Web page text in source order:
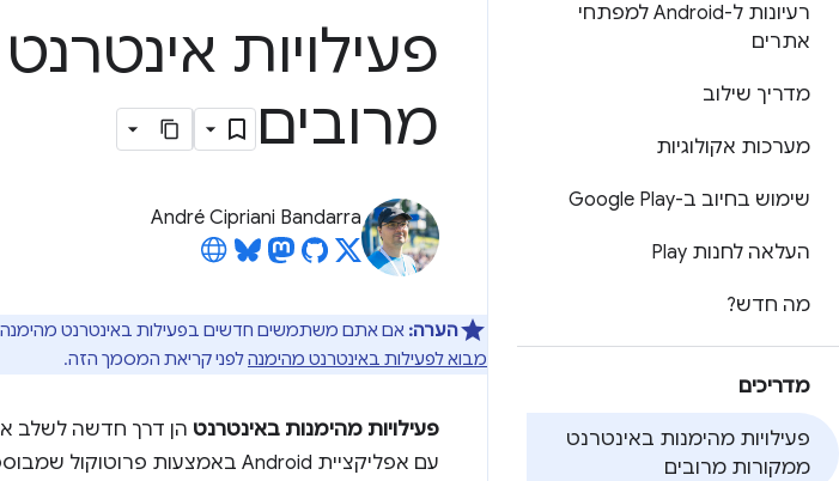
רעיונות ל-Android למפתחי
אתרים
מדריך שילוב
מערכות אקולוגיות
שימוש בחיוב ב-Google Play
העלאה לחנות Play
מה חדש?
מדריכים
פעילויות מהימנות באינטרנט
ממקורות מרובים
פעילויות
מרובים
André Cipriani Bandarra
הערה: אם אתם משתמשים חדשים בפעילות באינטרנט
מבוא לפעילות באינטרנט מהימנהלפני קריאת המסמך הזה.
פעילויות מהימנות באינטרנט
עם אפליקציית Android באמצעות פרוטוקול שמבוסס על כרטיסיות בהתאמה אישית.